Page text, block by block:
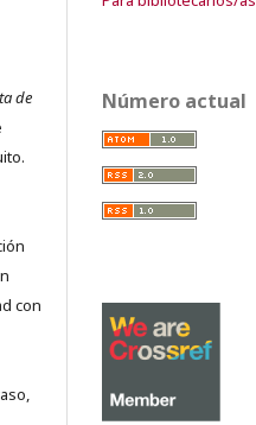
de
con
Número actual